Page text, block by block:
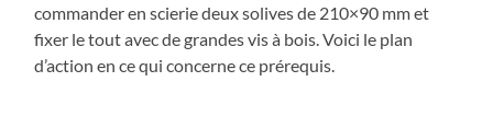
commander en scierie deux solives de 210×90 mm et
fixer le tout avec de grandes vis à bois. Voici le plan
d’action en ce qui concerne ce prérequis.